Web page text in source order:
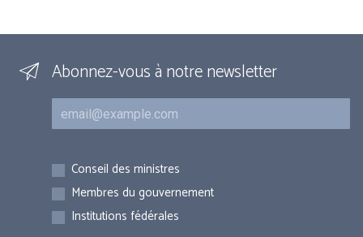
Abonnez-vous à notre newsletter
Courriel
Inscriptions
Conseil des ministres
Membres du gouvernement
Institutions fédérales